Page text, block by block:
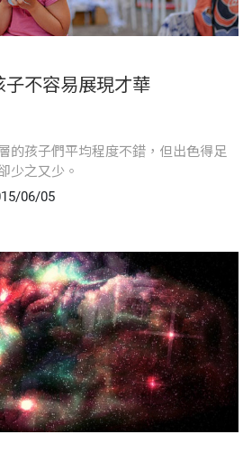
不容易展現才華
的孩子們平均程度不錯，但出色得足
少之又少。
06/05